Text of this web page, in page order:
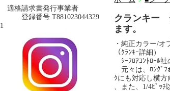
適格請求書発行事業者
登録番号 T881023044329
1
クランキー
ます。
・純正カラー/オ
（ｸﾗﾝｷｰ詳細）
ｼｰﾌﾛｱｺﾝﾄﾛｰﾙ社
元々は、ﾛﾝｸﾞﾌ
ｸにも対応し横方
、また、1/4ﾋﾟｯ